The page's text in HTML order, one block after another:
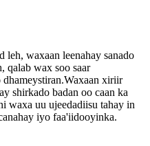
leh, waxaan leenahay sanado
qalab wax soo saar
dhameystiran.Waxaan xiriir
shirkado badan oo caan ka
waxa uu ujeedadiisu tahay in
iyo faa'iidooyinka.